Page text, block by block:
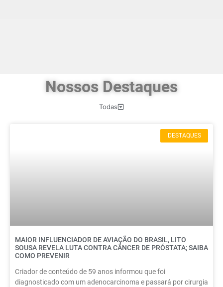
Nossos Destaques
Todas
DESTAQUES
MAIOR INFLUENCIADOR DE AVIAÇÃO DO BRASIL, LITO
SOUSA REVELA LUTA CONTRA CÂNCER DE PRÓSTATA; SAIBA
COMO PREVENIR
Criador de conteúdo de 59 anos informou que foi
diagnosticado com um adenocarcinoma e passará por cirurgia